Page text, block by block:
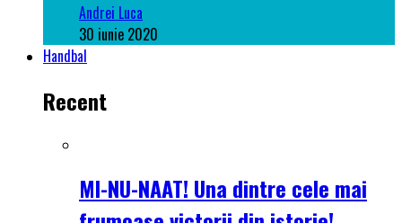
Andrei Luca
30 iunie 2020
Handbal
Recent
MI-NU-NAAT! Una dintre cele mai